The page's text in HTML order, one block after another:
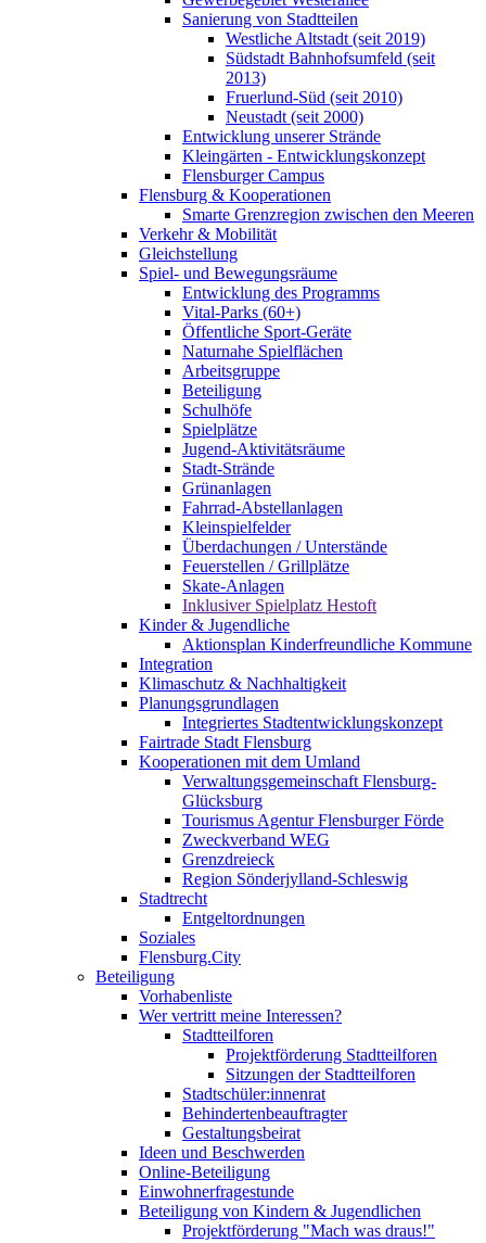
Sanierung von Stadtteilen
Westliche Altstadt (seit 2019)
Südstadt Bahnhofsumfeld (seit
2013)
Fruerlund-Süd (seit 2010)
Neustadt (seit 2000)
Entwicklung unserer Strände
Kleingärten - Entwicklungskonzept
Flensburger Campus
Flensburg & Kooperationen
Smarte Grenzregion zwischen den Meeren
Verkehr & Mobilität
Gleichstellung
Spiel- und Bewegungsräume
Entwicklung des Programms
Vital-Parks (60+)
Öffentliche Sport-Geräte
Naturnahe Spielflächen
Arbeitsgruppe
Beteiligung
Schulhöfe
Spielplätze
Jugend-Aktivitätsräume
Stadt-Strände
Grünanlagen
Fahrrad-Abstellanlagen
Kleinspielfelder
Überdachungen / Unterstände
Feuerstellen / Grillplätze
Skate-Anlagen
Inklusiver Spielplatz Hestoft
Kinder & Jugendliche
Aktionsplan Kinderfreundliche Kommune
Integration
Klimaschutz & Nachhaltigkeit
Planungsgrundlagen
Integriertes Stadtentwicklungskonzept
Fairtrade Stadt Flensburg
Kooperationen mit dem Umland
Verwaltungsgemeinschaft Flensburg-
Glücksburg
Tourismus Agentur Flensburger Förde
Zweckverband WEG
Grenzdreieck
Region Sönderjylland-Schleswig
Stadtrecht
Entgeltordnungen
Soziales
Flensburg.City
Beteiligung
Vorhabenliste
Wer vertritt meine Interessen?
Stadtteilforen
Projektförderung Stadtteilforen
Sitzungen der Stadtteilforen
Stadtschüler:innenrat
Behindertenbeauftragter
Gestaltungsbeirat
Ideen und Beschwerden
Online-Beteiligung
Einwohnerfragestunde
Beteiligung von Kindern & Jugendlichen
Projektförderung "Mach was draus!"